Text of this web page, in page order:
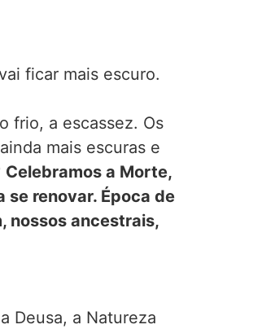
ficar mais escuro.
frio, a escassez. Os
mais escuras e
Celebramos a Morte,
renovar. Época de
nossos ancestrais,
Deusa, a Natureza